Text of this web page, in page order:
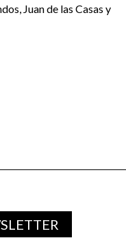
Juan de las Casas y